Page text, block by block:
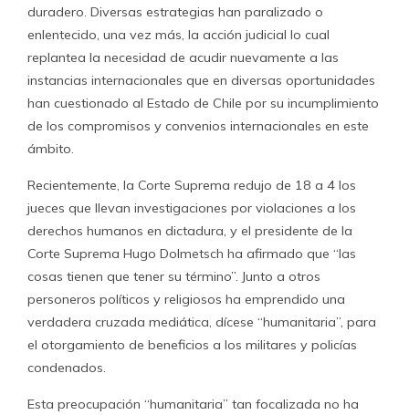
duradero. Diversas estrategias han paralizado o
enlentecido, una vez más, la acción judicial lo cual
replantea la necesidad de acudir nuevamente a las
instancias internacionales que en diversas oportunidades
han cuestionado al Estado de Chile por su incumplimiento
de los compromisos y convenios internacionales en este
ámbito.
Recientemente, la Corte Suprema redujo de 18 a 4 los
jueces que llevan investigaciones por violaciones a los
derechos humanos en dictadura, y el presidente de la
Corte Suprema Hugo Dolmetsch ha afirmado que “las
cosas tienen que tener su término”. Junto a otros
personeros políticos y religiosos ha emprendido una
verdadera cruzada mediática, dícese “humanitaria”, para
el otorgamiento de beneficios a los militares y policías
condenados.
Esta preocupación “humanitaria” tan focalizada no ha